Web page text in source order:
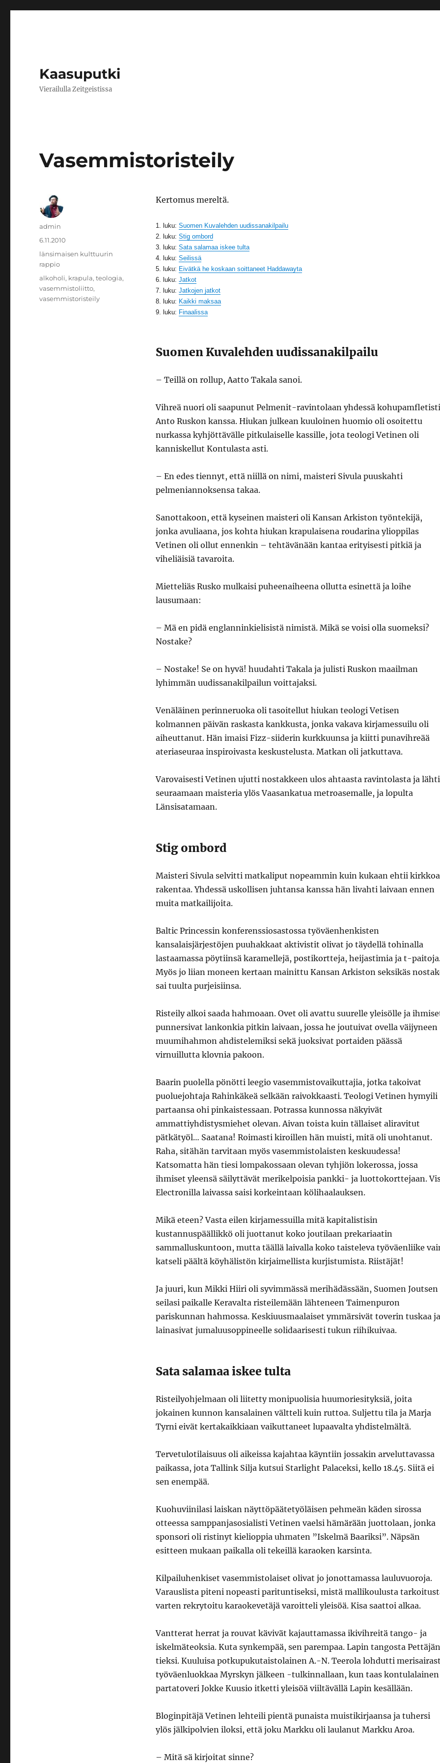
Kaasuputki
Vierailulla Zeitgeistissa
Vasemmistoristeily
Kertomus mereltä.
1. luku: Suomen Kuvalehden uudissanakilpailu
2. luku: Stig ombord
3. luku: Sata salamaa iskee tulta
4. luku: Seilissä
5. luku: Eivätkä he koskaan soittaneet Haddawayta
6. luku: Jatkot
7. luku: Jatkojen jatkot
8. luku: Kaikki maksaa
9. luku: Finaalissa
Suomen Kuvalehden uudissanakilpailu
– Teillä on rollup, Aatto Takala sanoi.
Vihreä nuori oli saapunut Pelmenit-ravintolaan yhdessä kohupamfletisti
Anto Ruskon kanssa. Hiukan julkean kuuloinen huomio oli osoitettu
nurkassa kyhjöttävälle pitkulaiselle kassille, jota teologi Vetinen oli
kanniskellut Kontulasta asti.
– En edes tiennyt, että niillä on nimi, maisteri Sivula puuskahti
pelmeniannoksensa takaa.
Sanottakoon, että kyseinen maisteri oli Kansan Arkiston työntekijä,
jonka avuliaana, jos kohta hiukan krapulaisena roudarina ylioppilas
Vetinen oli ollut ennenkin – tehtävänään kantaa erityisesti pitkiä ja
viheliäisiä tavaroita.
Mietteliäs Rusko mulkaisi puheenaiheena ollutta esinettä ja loihe
lausumaan:
– Mä en pidä englanninkielisistä nimistä. Mikä se voisi olla suomeksi?
Nostake?
– Nostake! Se on hyvä! huudahti Takala ja julisti Ruskon maailman
lyhimmän uudissanakilpailun voittajaksi.
Venäläinen perinneruoka oli tasoitellut hiukan teologi Vetisen
kolmannen päivän raskasta kankkusta, jonka vakava kirjamessuilu oli
aiheuttanut. Hän imaisi Fizz-siiderin kurkkuunsa ja kiitti punavihreää
ateriaseuraa inspiroivasta keskustelusta. Matkan oli jatkuttava.
Varovaisesti Vetinen ujutti nostakkeen ulos ahtaasta ravintolasta ja lähti
seuraamaan maisteria ylös Vaasankatua metroasemalle, ja lopulta
Länsisatamaan.
Stig ombord
Maisteri Sivula selvitti matkaliput nopeammin kuin kukaan ehtii kirkkoa
rakentaa. Yhdessä uskollisen juhtansa kanssa hän livahti laivaan ennen
muita matkailijoita.
Baltic Princessin konferenssiosastossa työväenhenkisten
kansalaisjärjestöjen puuhakkaat aktivistit olivat jo täydellä tohinalla
lastaamassa pöytiinsä karamellejä, postikortteja, heijastimia ja t-
Myös jo liian moneen kertaan mainittu Kansan Arkiston seksikäs
sai tuulta purjeisiinsa.
Risteily alkoi saada hahmoaan. Ovet oli avattu suurelle yleisölle ja
punnersivat lankonkia pitkin laivaan, jossa he joutuivat ovella väijyneen
muumihahmon ahdistelemiksi sekä juoksivat portaiden päässä
virnuillutta klovnia pakoon.
Baarin puolella pönötti leegio vasemmistovaikuttajia, jotka takoivat
puoluejohtaja Rahinkäkeä selkään raivokkaasti. Teologi Vetinen hymyili
partaansa ohi pinkaistessaan. Potrassa kunnossa näkyivät
ammattiyhdistysmiehet olevan. Aivan toista kuin tällaiset aliravitut
pätkätyöl… Saatana! Roimasti kiroillen hän muisti, mitä oli unohtanut.
Raha, sitähän tarvitaan myös vasemmistolaisten keskuudessa!
Katsomatta hän tiesi lompakossaan olevan tyhjiön lokerossa, jossa
ihmiset yleensä säilyttävät merikelpoisia pankki- ja luottokorttejaan.
Electronilla laivassa saisi korkeintaan kölihaalauksen.
Mikä eteen? Vasta eilen kirjamessuilla mitä kapitalistisin
kustannuspäällikkö oli juottanut koko joutilaan prekariaatin
sammalluskuntoon, mutta täällä laivalla koko taisteleva työväenliike
katseli päältä köyhälistön kirjaimellista kurjistumista. Riistäjät!
Ja juuri, kun Mikki Hiiri oli syvimmässä merihädässään, Suomen Joutsen
seilasi paikalle Keravalta risteilemään lähteneen Taimenpuron
pariskunnan hahmossa. Keskiuusmaalaiset ymmärsivät toverin tuskaa ja
lainasivat jumaluusoppineelle solidaarisesti tukun riihikuivaa.
Sata salamaa iskee tulta
Risteilyohjelmaan oli liitetty monipuolisia huumoriesityksiä, joita
jokainen kunnon kansalainen vältteli kuin ruttoa. Suljettu tila ja Marja
Tyrni eivät kertakaikkiaan vaikuttaneet lupaavalta yhdistelmältä.
Tervetulotilaisuus oli aikeissa kajahtaa käyntiin jossakin arveluttavassa
paikassa, jota Tallink Silja kutsui Starlight Palaceksi, kello 18.45. Siitä ei
sen enempää.
Kuohuviinilasi laiskan näyttöpäätetyöläisen pehmeän käden sirossa
otteessa samppanjasosialisti Vetinen vaelsi hämärään juottolaan, jonka
sponsori oli ristinyt kielioppia uhmaten ”Iskelmä Baariksi”. Näpsän
esitteen mukaan paikalla oli tekeillä karaoken karsinta.
Kilpailuhenkiset vasemmistolaiset olivat jo jonottamassa lauluvuoroja.
Varauslista piteni nopeasti parituntiseksi, mistä mallikoulusta
varten rekrytoitu karaokevetäjä varoitteli yleisöä. Kisa saattoi alkaa.
Vantterat herrat ja rouvat kävivät kajauttamassa ikivihreitä tango- ja
iskelmäteoksia. Kuta synkempää, sen parempaa. Lapin tangosta Pettäjän
tieksi. Kuuluisa potkupukutaistolainen A.-N. Teerola lohdutti
työväenluokkaa Myrskyn jälkeen -tulkinnallaan, kun taas kontulalainen
partatoveri Jokke Kuusio itketti yleisöä viiltävällä Lapin kesällään.
Bloginpitäjä Vetinen lehteili pientä punaista muistikirjaansa ja tuhersi
ylös jälkipolvien iloksi, että joku Markku oli laulanut Markku Aroa.
– Mitä sä kirjoitat sinne?
Kirjoittaja
admin
Julkaistu
6.11.2010
Kategoriat
länsimaisen kulttuurin
rappio
Avainsanat
alkoholi, krapula,teologia,
vasemmistoliitto,
vasemmistoristeily